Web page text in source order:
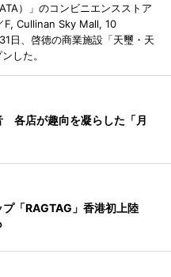
）」のコンビニエンスストア
F, Cullinan Sky Mall, 10
日、啓徳の商業施設「天璽・天
した。
各店が趣向を凝らした「月
プ「RAGTAG」香港初上陸